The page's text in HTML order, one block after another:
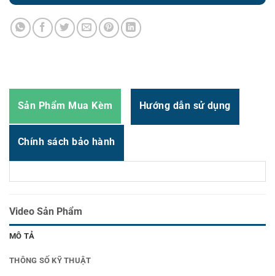
Zalo0987.919.040
Thời gian:Từ 8h-17h30 Thứ 2 đến Thứ 7
Sản Phẩm Mua Kèm Hướng dẫn sử dụng
Chính sách bảo hành
Video Sản Phẩm
MÔ TẢ
THÔNG SỐ KỸ THUẬT